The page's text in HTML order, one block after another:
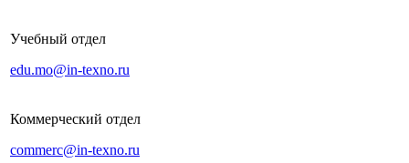
Учебный отдел
edu.mo@in-texno.ru
Коммерческий отдел
commerc@in-texno.ru